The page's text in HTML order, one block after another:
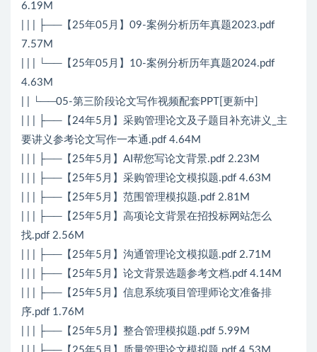
6.19M
| | | ├──【25年05月】09-案例分析历年真题2023.pdf
7.57M
| | | └──【25年05月】10-案例分析历年真题2024.pdf
4.63M
| | └──05-第三阶段论文写作视频配套PPT[更新中]
| | | ├──【24年5月】采购管理论文及子题目补充讲义_主
要讲义参考论文写作一本通.pdf 4.64M
| | | ├──【25年5月】AI帮您写论文背景.pdf 2.23M
| | | ├──【25年5月】采购管理论文模拟题.pdf 4.63M
| | | ├──【25年5月】范围管理模拟题.pdf 2.81M
| | | ├──【25年5月】高项论文背景在招投标网站怎么
找.pdf 2.56M
| | | ├──【25年5月】沟通管理论文模拟题.pdf 2.71M
| | | ├──【25年5月】论文背景选题参考文档.pdf 4.14M
| | | ├──【25年5月】信息系统项目管理师论文准备排
序.pdf 1.76M
| | | ├──【25年5月】整合管理模拟题.pdf 5.99M